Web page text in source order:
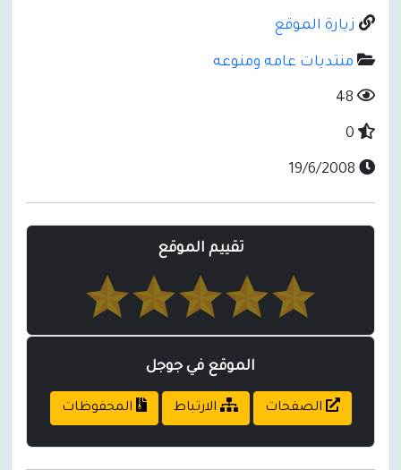
زيارة الموقع
منتديات عامه ومنوعه
تقييم الموقع
الموقع في جوجل
الصفحات الارتباط المحفوظات